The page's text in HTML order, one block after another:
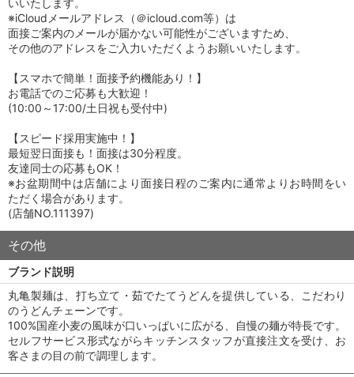
※iCloudメールアドレス（＠icloud.com等）は
面接ご案内のメールが届かない可能性がございますため、
その他のアドレスをご入力いただくようお願いいたします。
【スマホで簡単！面接予約機能あり！】
お電話でのご応募も大歓迎！
(10:00～17:00/土日祝も受付中)
【スピード採用実施中！】
最短翌日面接も！面接は30分程度。
友達同士の応募もOK！
※お盆期間中は店舗により面接日程のご案内に通常よりお時間をい
ただく場合があります。
(店舗NO.111397)
その他
ブランド説明
丸亀製麺は、打ち立て・茹でたてうどんを提供している、こだわり
のうどんチェーンです。
100%国産小麦の風味が口いっぱいに広がる、自慢の麺が特長です。
セルフサービス形式ながらキッチンスタッフが直接注文を受け、お
客さまの目の前で調理します。